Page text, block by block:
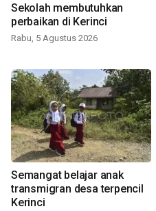
Sekolah membutuhkan
perbaikan di Kerinci
Rabu, 5 Agustus 2026
Semangat belajar anak
transmigran desa terpencil
Kerinci